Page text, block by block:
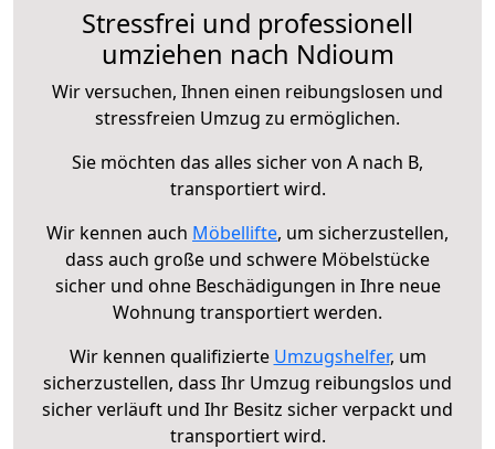
Stressfrei und professionell
umziehen nach Ndioum
Wir versuchen, Ihnen einen reibungslosen und
stressfreien Umzug zu ermöglichen.
Sie möchten das alles sicher von A nach B,
transportiert wird.
Wir kennen auch Möbellifte, um sicherzustellen,
dass auch große und schwere Möbelstücke
sicher und ohne Beschädigungen in Ihre neue
Wohnung transportiert werden.
Wir kennen qualifizierte Umzugshelfer, um
sicherzustellen, dass Ihr Umzug reibungslos und
sicher verläuft und Ihr Besitz sicher verpackt und
transportiert wird.